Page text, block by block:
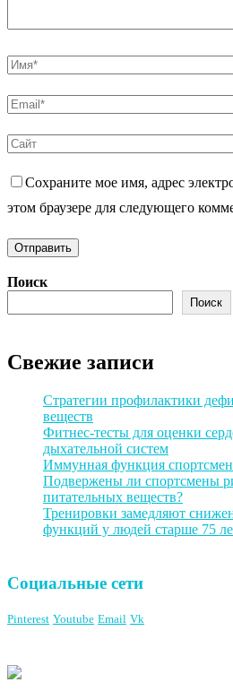
Сохраните мое имя, адрес
этом браузере для следующего
Поиск
Поиск
Свежие записи
Стратегии профилактики
веществ
Фитнес-тесты для оценки
дыхательной систем
Иммунная функция
Подвержены ли спортсмены
питательных веществ?
Тренировки замедляют
функций у людей старше 75
Социальные сети
Pinterest Youtube Email Vk